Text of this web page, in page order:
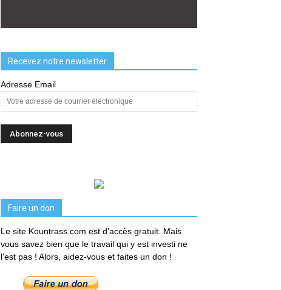
Recevez notre newsletter
Adresse Email
Faire un don
Le site Kountrass.com est d'accès gratuit. Mais
vous savez bien que le travail qui y est investi ne
l'est pas ! Alors, aidez-vous et faites un don !